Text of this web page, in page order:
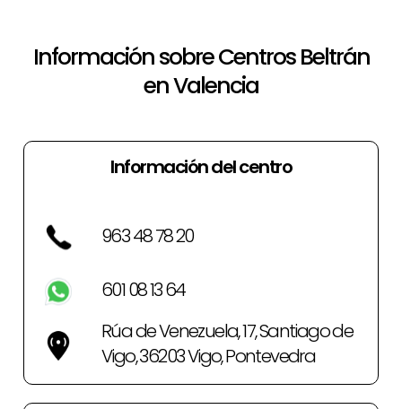
Información sobre Centros Beltrán
en Valencia
Información del centro
963 48 78 20
601 08 13 64
Rúa de Venezuela, 17, Santiago de
Vigo, 36203 Vigo, Pontevedra